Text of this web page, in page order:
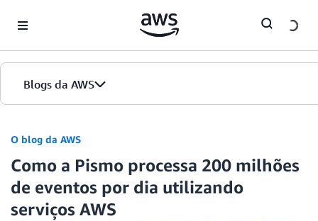
Blogs da AWS
Página inicial
Edições
O blog da AWS
Como a Pismo processa 200 milhões
de eventos por dia utilizando
serviços AWS